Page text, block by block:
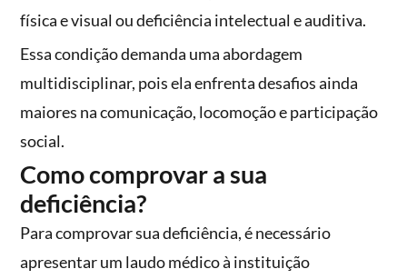
física e visual ou deficiência intelectual e auditiva.
Essa condição demanda uma abordagem
multidisciplinar, pois ela enfrenta desafios ainda
maiores na comunicação, locomoção e participação
social.
Como comprovar a sua
deficiência?
Para comprovar sua deficiência, é necessário
apresentar um laudo médico à instituição